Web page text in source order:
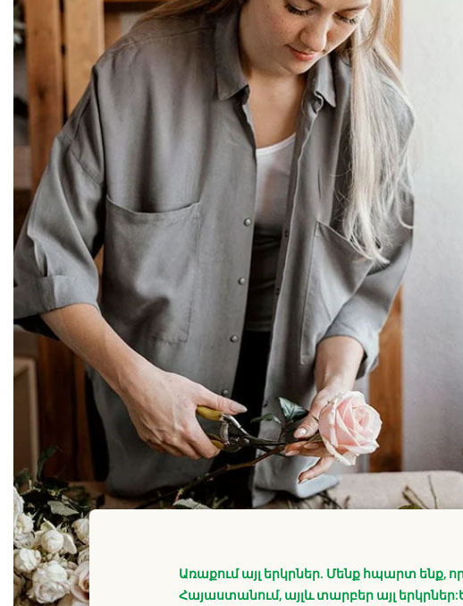
Առաքում այլ երկրներ. Մենք հպարտ ենք,
Հայաստանում, այլև տարբեր այլ